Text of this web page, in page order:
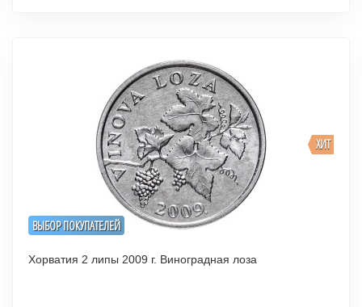
ВЫБОР ПОКУПАТЕЛЕЙ
ХИТ
Хорватия 2 липы 2009 г. Виноградная лоза